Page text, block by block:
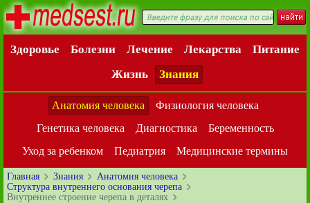
Здоровье Болезни Лечение Лекарства
Питание
Жизнь
Знания
Анатомия человека
Физиология человека
Генетика человека
Диагностика
Беременность
Уход за ребенком
Педиатрия Медицинские термины
Главная Знания
Анатомия человека
Структура внутреннего основания черепа
Внутреннее строение черепа в деталях